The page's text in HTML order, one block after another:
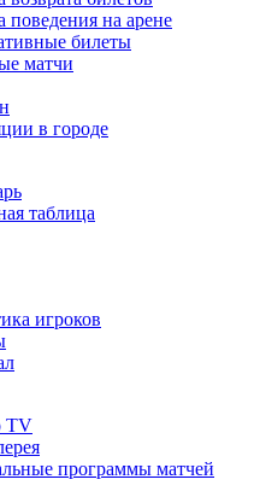
поведения на арене
билеты
матчи
в городе
таблица
игроков
TV
программы матчей